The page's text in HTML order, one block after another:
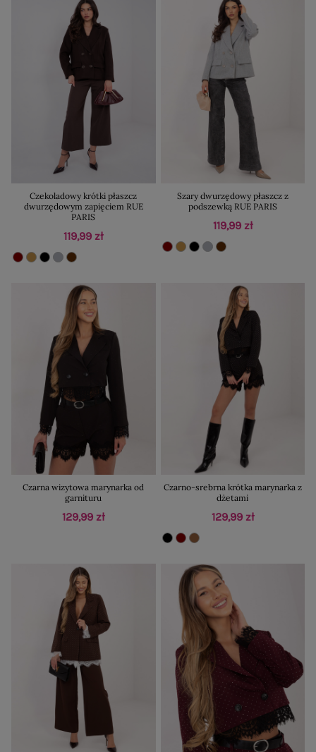
Czekoladowy krótki płaszcz
dwurzędowym zapięciem RUE
PARIS
119,99 zł
Szary dwurzędowy płaszcz z
podszewką RUE PARIS
119,99 zł
Czarna wizytowa marynarka od
garnituru
129,99 zł
Czarno-srebrna krótka marynarka z
dżetami
129,99 zł